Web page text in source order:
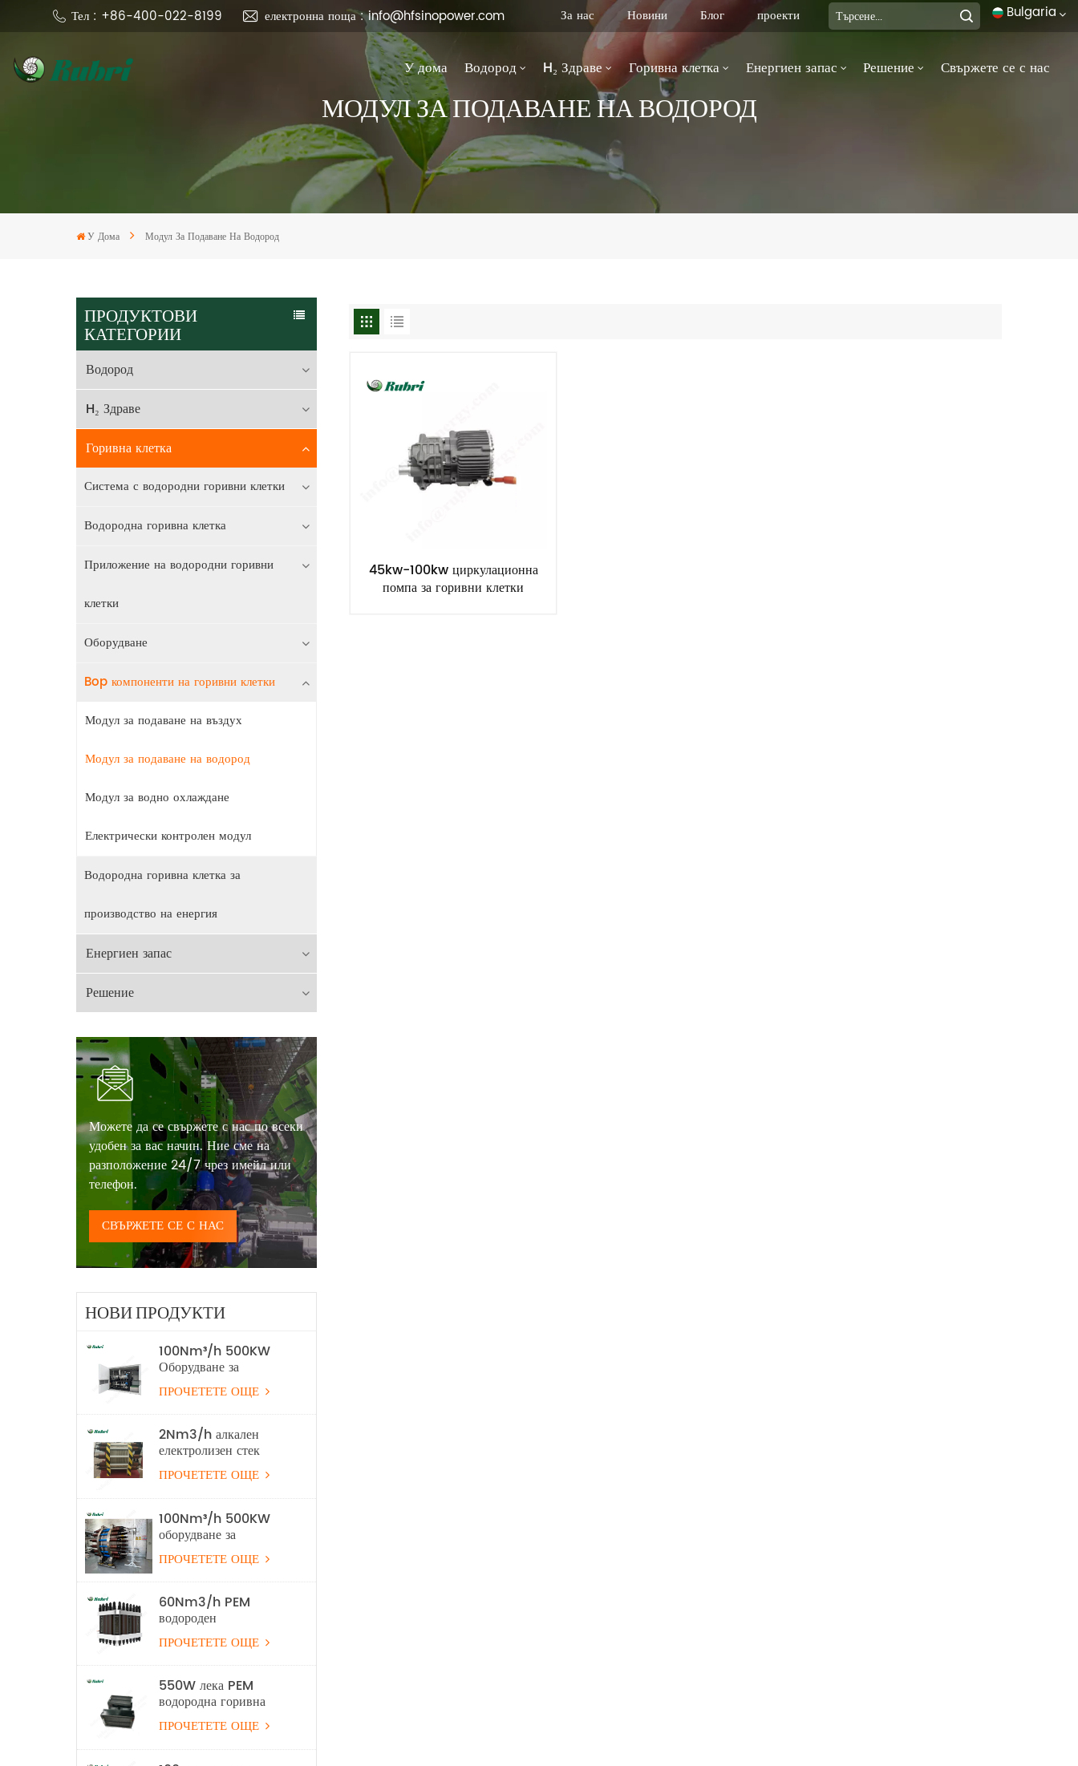
Тел : +86-400-022-8199 електронна поща : info@hfsinopower.com Bulgaria
English
За нас Новини Блог проекти
У дома Водород H₂ Здраве Горивна клетка Енергиен запас Решение Свържете се с нас
МОДУЛ ЗА ПОДАВАНЕ НА ВОДОРОД
У Дома Модул За Подаване На Водород
ПРОДУКТОВИ
КАТЕГОРИИ
Водород
H₂ Здраве
Горивна клетка
Система с водородни горивни клетки
Водородна горивна клетка
Приложение на водородни горивни
клетки
Оборудване
Bop компоненти на горивни клетки
Модул за подаване на въздух
Модул за подаване на водород
Модул за водно охлаждане
Електрически контролен модул
Водородна горивна клетка за
производство на енергия
Енергиен запас
Решение
Можете да се свържете с нас по всеки
удобен за вас начин. Ние сме на
разположение 24/7 чрез имейл или
телефон.
СВЪРЖЕТЕ СЕ С НАС
НОВИ ПРОДУКТИ
100Nm³/h 500KW
Оборудване за
производство на
водород с алкална
водна електролиза
ПРОЧЕТЕТЕ ОЩЕ
2Nm3/h алкален
електролизен стек
ПРОЧЕТЕТЕ ОЩЕ
100Nm³/h 500KW
оборудване за
електролиза на алкална
водородна вода
ПРОЧЕТЕТЕ ОЩЕ
60Nm3/h PEM
водороден
електролизен стек
ПРОЧЕТЕТЕ ОЩЕ
550W лека PEM
водородна горивна
клетка за безпилотни
летателни апарати
ПРОЧЕТЕТЕ ОЩЕ
45kw-100kw циркулационна
помпа за горивни клетки